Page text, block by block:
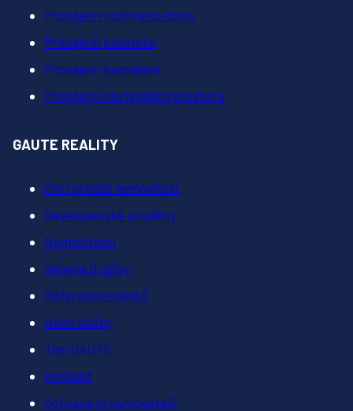
Pronájem rodinného domu
Pronájem pozemku
Pronájem kanceláře
Pronájem obchodních prostorů
GAUTE REALITY
Chci prodat nemovitost
Developerské projekty
Nemovitosti
Veřejné dražby
Reference klientů
Naše služby
Tým GAUTE
Kontakt
Ochrana oznamovatelů